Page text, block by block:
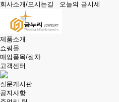
회사소개/오시는길 오늘의 금시세
제품소개
쇼핑몰
매입품목/절차
고객센터
질문게시판
공지사항